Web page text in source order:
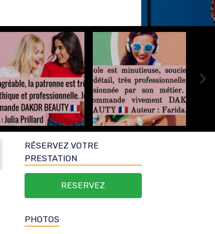
RÉSERVEZ VOTRE
PRESTATION
RESERVEZ
PHOTOS